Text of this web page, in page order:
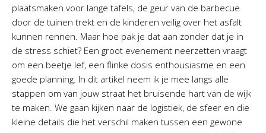
plaatsmaken voor lange tafels, de geur van de barbecue
door de tuinen trekt en de kinderen veilig over het asfalt
kunnen rennen. Maar hoe pak je dat aan zonder dat je in
de stress schiet? Een groot evenement neerzetten vraagt
om een beetje lef, een flinke dosis enthousiasme en een
goede planning. In dit artikel neem ik je mee langs alle
stappen om van jouw straat het bruisende hart van de wijk
te maken. We gaan kijken naar de logistiek, de sfeer en die
kleine details die het verschil maken tussen een gewone